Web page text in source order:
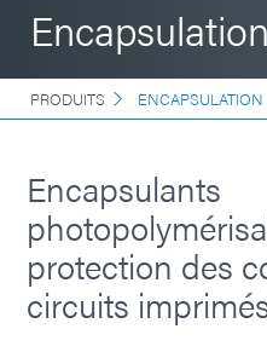
Encapsulation
PRODUITS ENCAPSULATION
Encapsulants
protection des
circuits